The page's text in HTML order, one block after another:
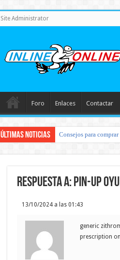
Site Administrator
Foro Enlaces Contactar
Últimas noticias Consejos para
Respuesta a: pin-up
13/10/2024 a las 01:43
generic
prescription